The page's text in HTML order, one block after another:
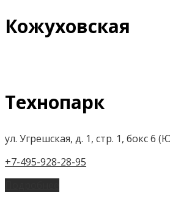
Кожуховская
Технопарк
ул. Угрешская, д. 1, стр. 1, бокс 6
+7-495-928-28-95